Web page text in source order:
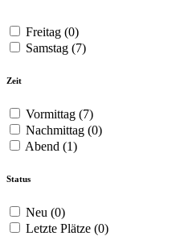
Freitag (0)
Samstag (7)
Zeit
Vormittag (7)
Nachmittag (0)
Abend (1)
Status
Neu (0)
Letzte Plätze (0)